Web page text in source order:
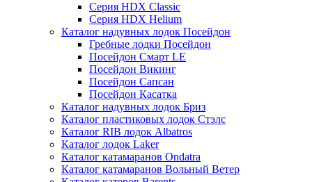
Серия HDX Classic
Серия HDX Helium
Каталог надувных лодок Посейдон
Гребные лодки Посейдон
Посейдон Смарт LE
Посейдон Викинг
Посейдон Сапсан
Посейдон Касатка
Каталог надувных лодок Бриз
Каталог пластиковых лодок Стэлс
Каталог RIB лодок Albatros
Каталог лодок Laker
Каталог катамаранов Ondatra
Каталог катамаранов Вольный Ветер